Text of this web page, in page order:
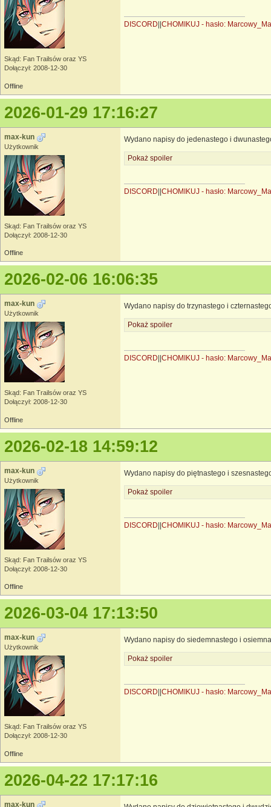
Skąd: Fan Trailsów oraz YS
Dołączył: 2008-12-30
DISCORD CHOMIKUJ - hasło:
Offline
2026-01-29 17:16:27
max-kun
Użytkownik
Skąd: Fan Trailsów oraz YS
Dołączył: 2008-12-30
Wydano napisy do jedenastego i
Pokaż spoiler
DISCORD||CHOMIKUJ - hasło:
Offline
2026-02-06 16:06:35
max-kun
Użytkownik
Skąd: Fan Trailsów oraz YS
Dołączył: 2008-12-30
Wydano napisy do trzynastego i
Pokaż spoiler
DISCORD CHOMIKUJ - hasło:
Offline
2026-02-18 14:59:12
max-kun
Użytkownik
Skąd: Fan Trailsów oraz YS
Dołączył: 2008-12-30
Wydano napisy do piętnastego i
Pokaż spoiler
DISCORD||CHOMIKUJ - hasło:
Offline
2026-03-04 17:13:50
max-kun
Użytkownik
Skąd: Fan Trailsów oraz YS
Dołączył: 2008-12-30
Wydano napisy do siedemnastego i
Pokaż spoiler
DISCORD CHOMIKUJ - hasło:
Offline
2026-04-22 17:17:16
max-kun